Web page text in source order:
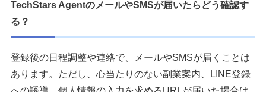
TechStars AgentのメールやSMSが届いたらどう確認す
る？
登録後の日程調整や連絡で、メールやSMSが届くことは
あります。ただし、心当たりのない副業案内、LINE登録